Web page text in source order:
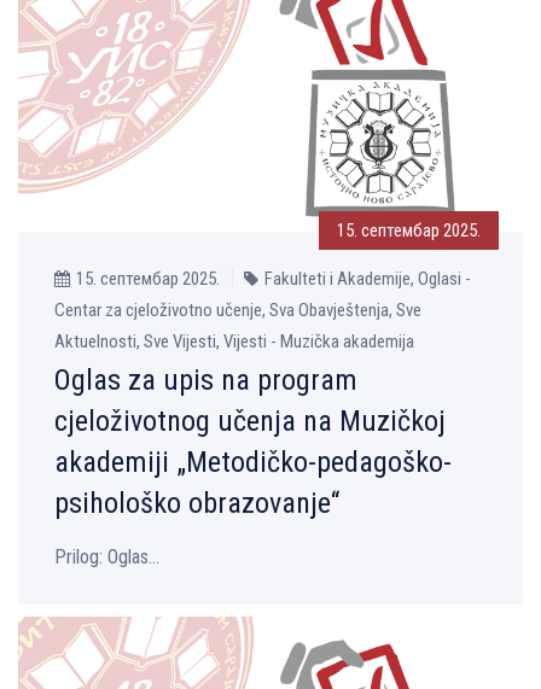
15. септембар 2025.
15. септембар 2025.
Fakulteti i Akademije, Oglasi -
Centar za cjeloživotno učenje, Sva Obavještenja, Sve
Aktuelnosti, Sve Vijesti, Vijesti - Muzička akademija
Oglas za upis na program
cjeloživotnog učenja na Muzičkoj
akademiji „Metodičko-pedagoško-
psihološko obrazovanje“
Prilog: Oglas...